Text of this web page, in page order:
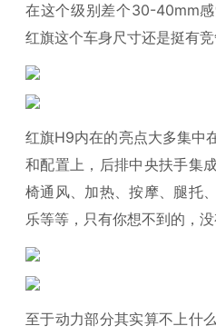
在这个级别差个30-40mm
红旗这个车身尺寸还是挺有竞
红旗H9内在的亮点大多集中
和配置上，后排中央扶手集
椅通风、加热、按摩、腿托
乐等等，只有你想不到的，没
至于动力部分其实算不上什